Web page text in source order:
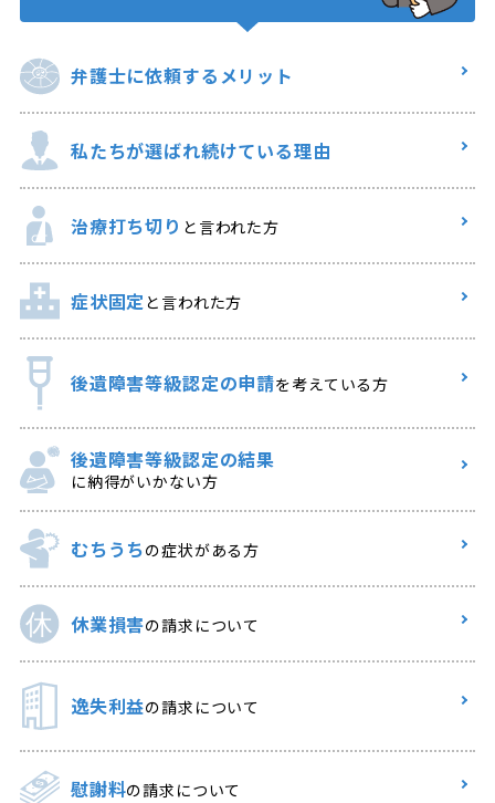
弁護士に依頼するメリット
私たちが選ばれ続けている理由
治療打ち切り と言われた方
症状固定 と言われた方
後遺障害等級認定の申請を考えている方
後遺障害等級認定の結果
に納得がいかない方
むちうちの症状がある方
休業損害の請求について
逸失利益の請求について
慰謝料の請求について